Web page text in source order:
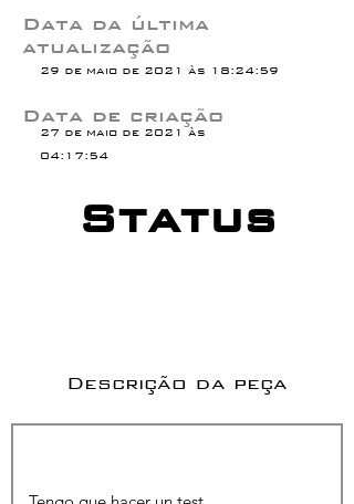
Data da última
atualização
29 de maio de 2021 às 18:24:59
27 de maio de 2021 às
04:17:54
Data de criação
Status
Descrição da peça